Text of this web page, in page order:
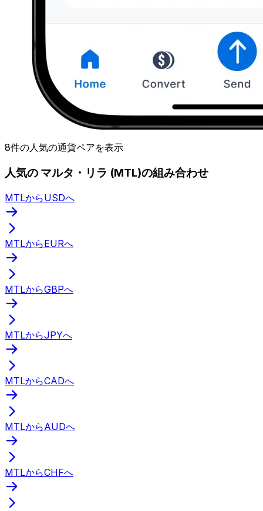
8件の人気の通貨ペアを表示
人気の マルタ・リラ (MTL)の組み合わせ
MTLからUSDへ
MTLからEURへ
MTLからGBPへ
MTLからJPYへ
MTLからCADへ
MTLからAUDへ
MTLからCHFへ